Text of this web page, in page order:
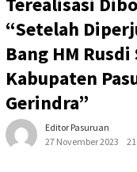
“Setelah
Bang HM
Kabupaten
Gerindra”
Editor Pasuruan
27 November 2023